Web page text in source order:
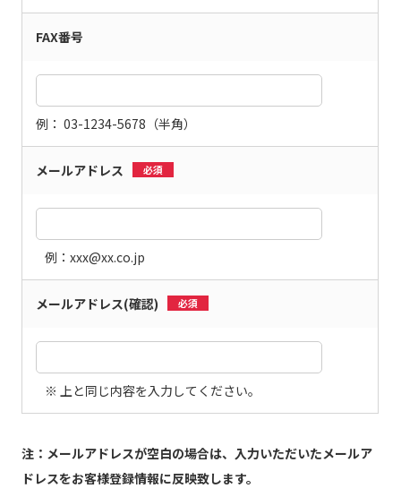
FAX番号
例： 03-1234-5678（半角）
メールアドレス 必須
例：xxx@xx.co.jp
メールアドレス(確認) 必須
※ 上と同じ内容を入力してください。
注：メールアドレスが空白の場合は、入力いただいたメールア
ドレスをお客様登録情報に反映致します。